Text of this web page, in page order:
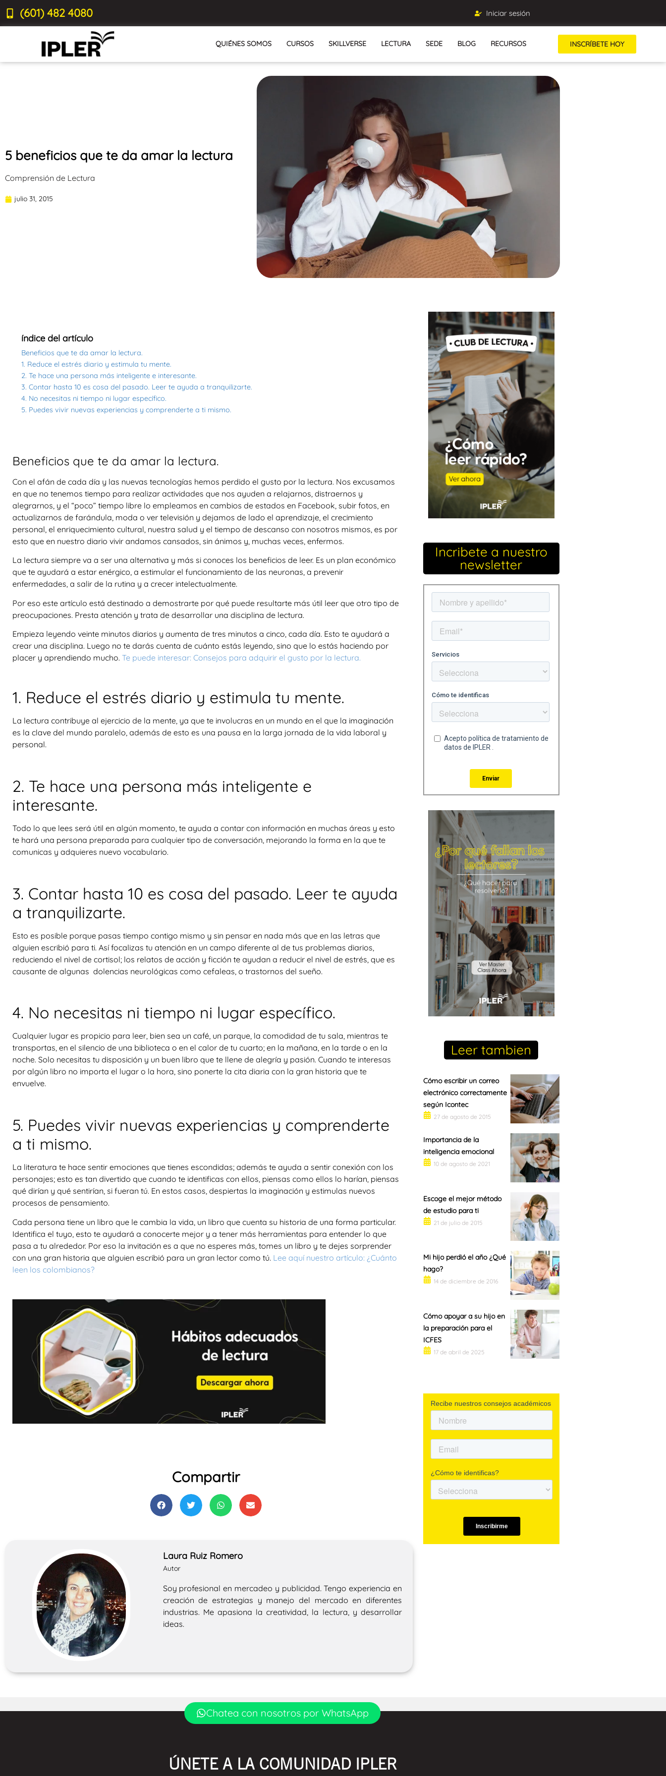
(601) 482 4080 Iniciar sesión
QUIÉNES SOMOS CURSOS SKILLVERSE LECTURA SEDE BLOG RECURSOS INSCRÍBETE HOY
5 beneficios que te da amar la lectura
Comprensión de Lectura
julio 31, 2015
índice del artículo
Beneficios que te da amar la lectura.
1. Reduce el estrés diario y estimula tu mente.
2. Te hace una persona más inteligente e interesante.
3. Contar hasta 10 es cosa del pasado. Leer te ayuda a tranquilizarte.
4. No necesitas ni tiempo ni lugar específico.
5. Puedes vivir nuevas experiencias y comprenderte a ti mismo.
Beneficios que te da amar la lectura.
Con el afán de cada día y las nuevas tecnologías hemos perdido el gusto por la lectura. Nos excusamos
en que no tenemos tiempo para realizar actividades que nos ayuden a relajarnos, distraernos y
alegrarnos, y el “poco” tiempo libre lo empleamos en cambios de estados en Facebook, subir fotos, en
actualizarnos de farándula, moda o ver televisión y dejamos de lado el aprendizaje, el crecimiento
personal, el enriquecimiento cultural, nuestra salud y el tiempo de descanso con nosotros mismos, es por
esto que en nuestro diario vivir andamos cansados, sin ánimos y, muchas veces, enfermos.
La lectura siempre va a ser una alternativa y más si conoces los beneficios de leer. Es un plan económico
que te ayudará a estar enérgico, a estimular el funcionamiento de las neuronas, a prevenir
enfermedades, a salir de la rutina y a crecer intelectualmente.
Por eso este artículo está destinado a demostrarte por qué puede resultarte más útil leer que otro tipo de
preocupaciones. Presta atención y trata de desarrollar una disciplina de lectura.
Empieza leyendo veinte minutos diarios y aumenta de tres minutos a cinco, cada día. Esto te ayudará a
crear una disciplina. Luego no te darás cuenta de cuánto estás leyendo, sino que lo estás haciendo por
placer y aprendiendo mucho. Te puede interesar: Consejos para adquirir el gusto por la lectura.
1. Reduce el estrés diario y estimula tu mente.
La lectura contribuye al ejercicio de la mente, ya que te involucras en un mundo en el que la imaginación
es la clave del mundo paralelo, además de esto es una pausa en la larga jornada de la vida laboral y
personal.
2. Te hace una persona más inteligente e
interesante.
Todo lo que lees será útil en algún momento, te ayuda a contar con información en muchas áreas y esto
te hará una persona preparada para cualquier tipo de conversación, mejorando la forma en la que te
comunicas y adquieres nuevo vocabulario.
3. Contar hasta 10 es cosa del pasado. Leer te ayuda
a tranquilizarte.
Esto es posible porque pasas tiempo contigo mismo y sin pensar en nada más que en las letras que
alguien escribió para ti. Así focalizas tu atención en un campo diferente al de tus problemas diarios,
reduciendo el nivel de cortisol; los relatos de acción y ficción te ayudan a reducir el nivel de estrés, que es
causante de algunas dolencias neurológicas como cefaleas, o trastornos del sueño.
4. No necesitas ni tiempo ni lugar específico.
Cualquier lugar es propicio para leer, bien sea un café, un parque, la comodidad de tu sala, mientras te
transportas, en el silencio de una biblioteca o en el calor de tu cuarto; en la mañana, en la tarde o en la
noche. Solo necesitas tu disposición y un buen libro que te llene de alegría y pasión. Cuando te interesas
por algún libro no importa el lugar o la hora, sino ponerte la cita diaria con la gran historia que te
envuelve.
5. Puedes vivir nuevas experiencias y comprenderte
a ti mismo.
La literatura te hace sentir emociones que tienes escondidas; además te ayuda a sentir conexión con los
personajes; esto es tan divertido que cuando te identificas con ellos, piensas como ellos lo harían, piensas
qué dirían y qué sentirían, si fueran tú. En estos casos, despiertas la imaginación y estimulas nuevos
procesos de pensamiento.
Cada persona tiene un libro que le cambia la vida, un libro que cuenta su historia de una forma particular.
Identifica el tuyo, esto te ayudará a conocerte mejor y a tener más herramientas para entender lo que
pasa a tu alrededor. Por eso la invitación es a que no esperes más, tomes un libro y te dejes sorprender
con una gran historia que alguien escribió para un gran lector como tú. Lee aquí nuestro artículo: ¿Cuánto
leen los colombianos?
Compartir
Laura Ruiz Romero
Autor
Soy profesional en mercadeo y publicidad. Tengo experiencia en
creación de estrategias y manejo del mercado en diferentes
industrias. Me apasiona la creatividad, la lectura, y desarrollar
ideas.
Incribete a nuestro
newsletter
Leer tambien
Cómo escribir un correo
electrónico correctamente
según Icontec
27 de agosto de 2015
Importancia de la
inteligencia emocional
10 de agosto de 2021
Escoge el mejor método
de estudio para ti
21 de julio de 2015
Mi hijo perdió el año ¿Qué
hago?
14 de diciembre de 2016
Cómo apoyar a su hijo en
la preparación para el
ICFES
17 de abril de 2025
Chatea con nosotros por WhatsApp
ÚNETE A LA COMUNIDAD IPLER